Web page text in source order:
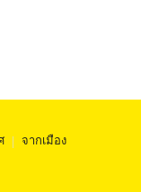
| จากเมือง